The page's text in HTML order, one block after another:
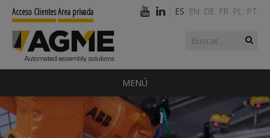
Formulario de
búsqueda
Buscar
Acceso ClientesArea privada ES EN DE FR PL PT
MENÚ